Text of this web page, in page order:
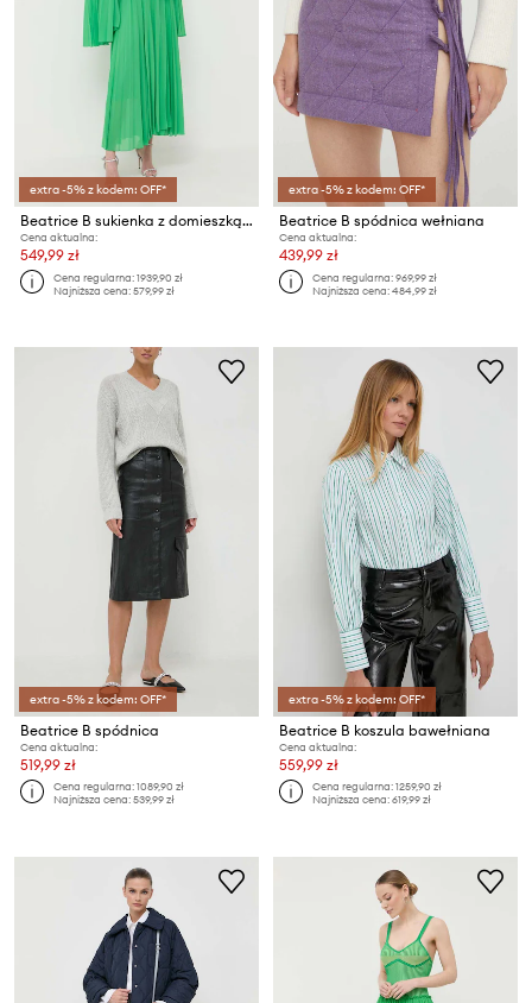
extra -5% z kodem: OFF*
Beatrice B sukienka z domieszką jedwabiu
Cena aktualna:
549,99 zł
Cena regularna:1939,90 zł
Najniższa cena:579,99 zł
extra -5% z kodem: OFF*
Beatrice B spódnica wełniana
Cena aktualna:
439,99 zł
Cena regularna:969,99 zł
Najniższa cena:484,99 zł
extra -5% z kodem: OFF*
Beatrice B spódnica
Cena aktualna:
519,99 zł
Cena regularna:1089,90 zł
Najniższa cena:539,99 zł
extra -5% z kodem: OFF*
Beatrice B koszula bawełniana
Cena aktualna:
559,99 zł
Cena regularna:1259,90 zł
Najniższa cena:619,99 zł